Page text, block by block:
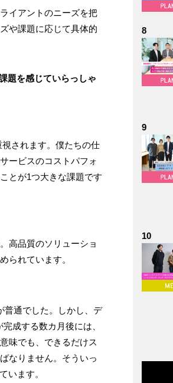
イアントのニーズを把
や課題に応じて具体的
題を感じていらっしゃ
されます。僕たちの仕
ービスのコストパフォ
とが1つ大きな課題です
高品質のソリューショ
られています。
普通でした。しかし、デ
成する数カ月後には、
味でも、できるだけス
なりません。そういっ
います。
8
9
10